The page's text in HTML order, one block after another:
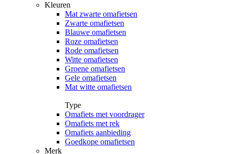
Kleuren
Mat zwarte omafietsen
Zwarte omafietsen
Blauwe omafietsen
Roze omafietsen
Rode omafietsen
Witte omafietsen
Groene omafietsen
Gele omafietsen
Mat witte omafietsen
Type
Omafiets met voordrager
Omafiets met rek
Omafiets aanbieding
Goedkope omafietsen
Merk